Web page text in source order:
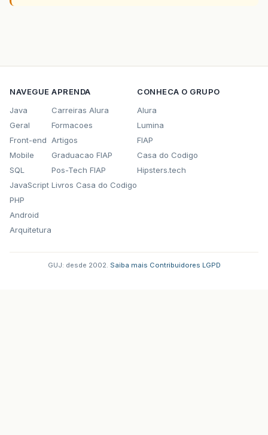
NAVEGUE
Java
Geral
Front-end
Mobile
SQL
JavaScript
PHP
Android
Arquitetura
APRENDA
Carreiras Alura
Formacoes
Artigos
Graduacao FIAP
Pos-Tech FIAP
Livros Casa do Codigo
CONHECA O GRUPO
Alura
Lumina
FIAP
Casa do Codigo
Hipsters.tech
GUJ: desde 2002. Saiba mais Contribuidores LGPD